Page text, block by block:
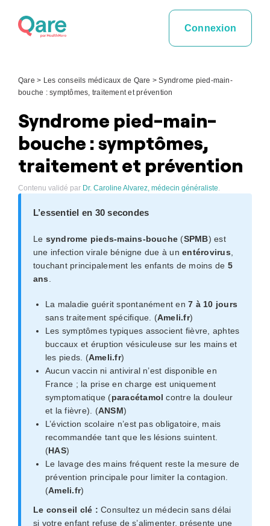
Connexion
Qare > Les conseils médicaux de Qare >Syndrome pied-main-
bouche : symptômes, traitement et prévention
Syndrome pied-main-
bouche : symptômes,
traitement et prévention
Contenu validé par Dr. Caroline Alvarez, médecin généraliste.
L’essentiel en 30 secondes
Le syndrome pieds-mains-bouche (SPMB) est
une infection virale bénigne due à unentérovirus
touchant principalement les enfants de moins de 5
ans
La maladie guérit spontanément en7 à 10 jours
sans traitement spécifique. (Ameli.fr)
Les symptômes typiques associent fièvre, aphtes
buccaux et éruption vésiculeuse sur les mains et
les pieds. (Ameli.fr)
Aucun vaccin ni antiviral n’est disponible en
France ; la prise en charge est uniquement
symptomatique (paracétamol contre la douleur
et la fièvre). (ANSM)
L’éviction scolaire n’est pas obligatoire, mais
recommandée tant que les lésions suintent.
(HAS)
Le lavage des mains fréquent reste la mesure de
prévention principale pour limiter la contagion.
(Ameli.fr)
Le conseil clé : Consultez un médecin sans délai
si votre enfant refuse de s’alimenter, présente une